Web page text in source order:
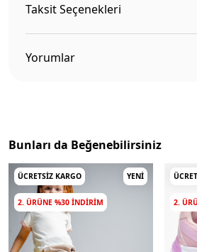
Taksit Seçenekleri
Yorumlar
Bunları da Beğenebilirsiniz
ÜCRETSIZ KARGO YENI
2. ÜRÜNE %30 INDIRIM 2.